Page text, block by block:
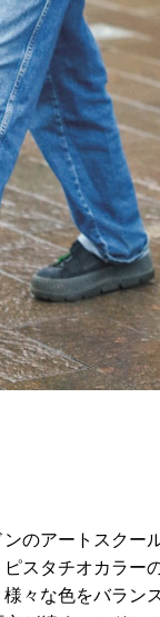
のアートスクー
スタチオカラー
々な色をバラン